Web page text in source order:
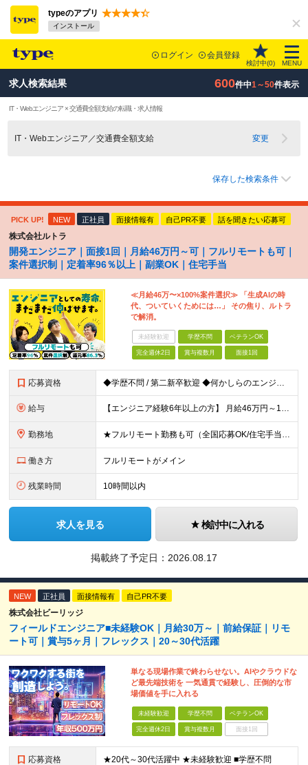
typeのアプリ
インストール
ログイン 会員登録
検討中(0) MENU
求人検索結果 600件中1～50件表示
IT・Webエンジニア × 交通費全額支給の転職・求人情報
IT・Webエンジニア／交通費全額支給 変更
保存した検索条件
PICK UP! NEW 正社員 面接情報有 自己PR不要 話を聞きたい応募可
株式会社ルトラ
開発エンジニア｜面接1回｜月給46万円～可｜フルリモートも可｜
案件選択制｜定着率96％以上｜副業OK｜住宅手当
≪月給46万〜×100%案件選択≫ 「生成AIの時
代、ついていくためには…」 その焦り、ルトラ
で解消。
未経験歓迎 学歴不問 ベテランOK
完全週休2日 賞与複数月 面接1回
応募資格 ◆学歴不問 / 第二新卒歓迎 ◆何かしらのエンジニア経験をお持ちの方 （言語・期間・フェーズ不問） 経験浅めの方も遠慮なくご応募ください！ ■入社前Q＆A ────── ◎実力に見合った報酬が手に
給与 【エンジニア経験6年以上の方】 月給46万円～100万円（固定残業代含む） ※上記月給には月30時間分の固定残業代（月8万7,400円～月19万円）を含む。超過分は全額支給。 【エンジニア経験4年以
勤務地 ★フルリモート勤務も可（全国応募OK/住宅手当を支給します） ※案件によって常駐が必要になる場合があります。 ※希望がない限り、転勤はありません ※U・Iターン歓迎 ★ルトラの社員は全国各地で活躍中
働き方 フルリモートがメイン
残業時間 10時間以内
求人を見る 検討中に入れる
掲載終了予定日： 2026.08.17
NEW 正社員 面接情報有 自己PR不要
株式会社ビーリッジ
フィールドエンジニア■未経験OK｜月給30万～｜前給保証｜リモ
ート可｜賞与5ヶ月｜フレックス｜20～30代活躍
単なる現場作業で終わらせない。AIやクラウドな
ど最先端技術を 一気通貫で経験し、圧倒的な市
場価値を手に入れる
未経験歓迎 学歴不問 ベテランOK
完全週休2日 賞与複数月 面接1回
応募資格 ★20代～30代活躍中 ★未経験歓迎 ■学歴不問